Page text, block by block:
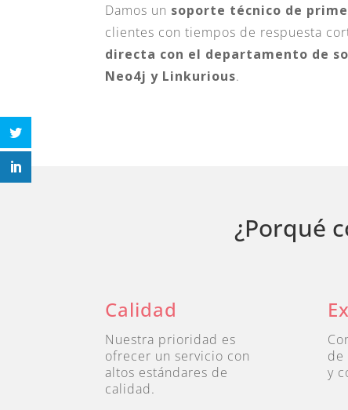
Damos un soporte técnico de
clientes con tiempos de respuesta
directa con el departamento de
Neo4j y Linkurious.
¿Porqué
Calidad
Nuestra prioridad es
ofrecer un servicio con
altos estándares de
calidad.
de
y